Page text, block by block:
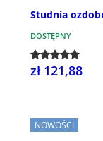
Studnia
DOSTĘPNY
zł 121,88
NOWOŚCI